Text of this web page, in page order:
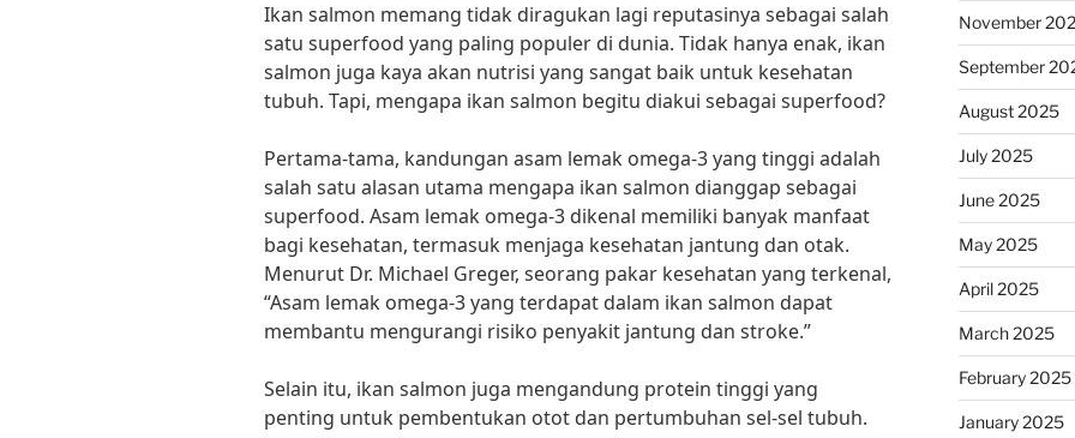
Ikan salmon memang tidak diragukan lagi reputasinya sebagai salah
satu superfood yang paling populer di dunia. Tidak hanya enak, ikan
salmon juga kaya akan nutrisi yang sangat baik untuk kesehatan
tubuh. Tapi, mengapa ikan salmon begitu diakui sebagai superfood?
Pertama-tama, kandungan asam lemak omega-3 yang tinggi adalah
salah satu alasan utama mengapa ikan salmon dianggap sebagai
superfood. Asam lemak omega-3 dikenal memiliki banyak manfaat
bagi kesehatan, termasuk menjaga kesehatan jantung dan otak.
Menurut Dr. Michael Greger, seorang pakar kesehatan yang terkenal,
“Asam lemak omega-3 yang terdapat dalam ikan salmon dapat
membantu mengurangi risiko penyakit jantung dan stroke.”
Selain itu, ikan salmon juga mengandung protein tinggi yang
penting untuk pembentukan otot dan pertumbuhan sel-sel tubuh.
November
September
August 2025
July 2025
June 2025
May 2025
April 2025
March 2025
February 2025
January 2025